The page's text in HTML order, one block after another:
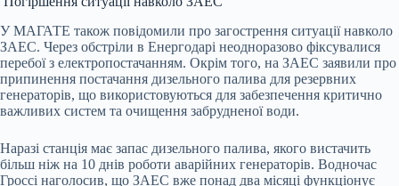
У МАГАТЕ також повідомили про загострення ситуації навколо
ЗАЕС. Через обстріли в Енергодарі неодноразово фіксувалися
перебої з електропостачанням. Окрім того, на ЗАЕС заявили про
припинення постачання дизельного палива для резервних
генераторів, що використовуються для забезпечення критично
важливих систем та очищення забрудненої води.
Наразі станція має запас дизельного палива, якого вистачить
більш ніж на 10 днів роботи аварійних генераторів. Водночас
Гроссі наголосив, що ЗАЕС вже понад два місяці функціонує